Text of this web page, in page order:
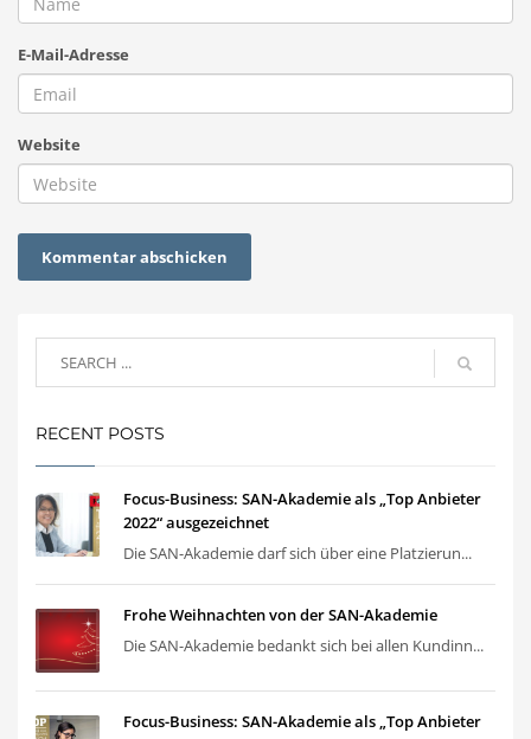
E-Mail-Adresse
Website
RECENT POSTS
Focus-Business: SAN-Akademie als „Top Anbieter
2022“ ausgezeichnet
Die SAN-Akademie darf sich über eine Platzierun...
Frohe Weihnachten von der SAN-Akademie
Die SAN-Akademie bedankt sich bei allen Kundinn...
Focus-Business: SAN-Akademie als „Top Anbieter